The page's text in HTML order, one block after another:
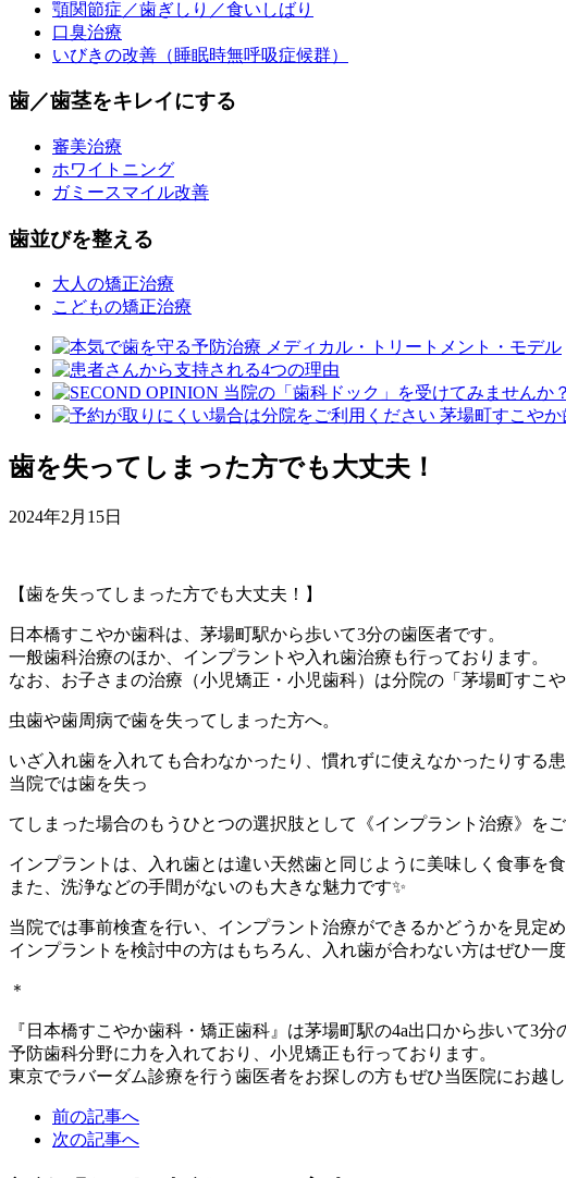
顎関節症／歯ぎしり／食いしばり
口臭治療
いびきの改善 （睡眠時無呼吸症候群）
歯／歯茎をキレイにする
審美治療
ホワイトニング
ガミースマイル改善
歯並びを整える
大人の矯正治療
こどもの矯正治療
歯を失ってしまった方でも大丈夫！
2024年2月15日
【歯を失ってしまった方でも大丈夫！】
日本橋すこやか歯科は、茅場町駅から歩いて3分の歯医者です。
一般歯科治療のほか、インプラントや入れ歯治療も行っております。
なお、お子さまの治療（小児矯正・小児歯科）は分院の「茅場町すこ
虫歯や歯周病で歯を失ってしまった方へ。
いざ入れ歯を入れても合わなかったり、慣れずに使えなかったりする
当院では歯を失っ
てしまった場合のもうひとつの選択肢として《インプラント治療》をご
インプラントは、入れ歯とは違い天然歯と同じように美味しく食事を食
また、洗浄などの手間がないのも大きな魅力です✨
当院では事前検査を行い、インプラント治療ができるかどうかを見定
インプラントを検討中の方はもちろん、入れ歯が合わない方はぜひ一
＊
『日本橋すこやか歯科・矯正歯科』は茅場町駅の4a出口から歩いて3分
予防歯科分野に力を入れており、小児矯正も行っております。
東京でラバーダム診療を行う歯医者をお探しの方もぜひ当医院にお越し
前の記事へ
次の記事へ